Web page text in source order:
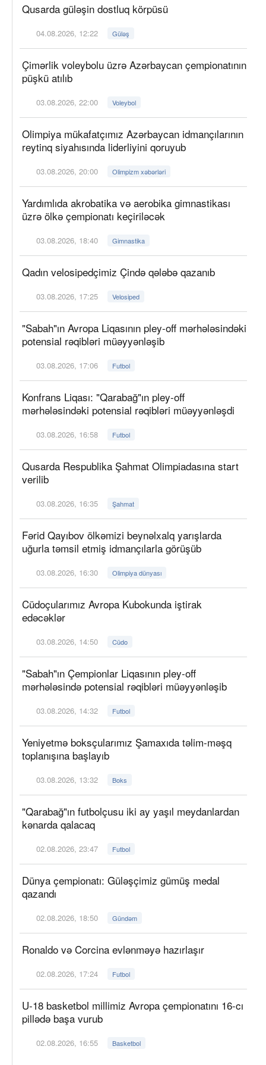
Qusarda güləşin dostluq körpüsü
04.08.2026, 12:22 Güləş
Çimərlik voleybolu üzrə Azərbaycan çempionatının
püşkü atılıb
03.08.2026, 22:00 Voleybol
Olimpiya mükafatçımız Azərbaycan idmançılarının
reytinq siyahısında liderliyini qoruyub
03.08.2026, 20:00 Olimpizm xəbərləri
Yardımlıda akrobatika və aerobika gimnastikası
üzrə ölkə çempionatı keçiriləcək
03.08.2026, 18:40 Gimnastika
Qadın velosipedçimiz Çində qələbə qazanıb
03.08.2026, 17:25 Velosiped
"Sabah"ın Avropa Liqasının pley-off mərhələsindəki
potensial rəqibləri müəyyənləşib
03.08.2026, 17:06 Futbol
Konfrans Liqası: "Qarabağ"ın pley-off
mərhələsindəki potensial rəqibləri müəyyənləşdi
03.08.2026, 16:58 Futbol
Qusarda Respublika Şahmat Olimpiadasına start
verilib
03.08.2026, 16:35 Şahmat
Fərid Qayıbov ölkəmizi beynəlxalq yarışlarda
uğurla təmsil etmiş idmançılarla görüşüb
03.08.2026, 16:30 Olimpiya dünyası
Cüdoçularımız Avropa Kubokunda iştirak
edəcəklər
03.08.2026, 14:50 Cüdo
"Sabah"ın Çempionlar Liqasının pley-off
mərhələsində potensial rəqibləri müəyyənləşib
03.08.2026, 14:32 Futbol
Yeniyetmə boksçularımız Şamaxıda təlim-məşq
toplanışına başlayıb
03.08.2026, 13:32 Boks
"Qarabağ"ın futbolçusu iki ay yaşıl meydanlardan
kənarda qalacaq
02.08.2026, 23:47 Futbol
Dünya çempionatı: Güləşçimiz gümüş medal
qazandı
02.08.2026, 18:50 Gündəm
Ronaldo və Corcina evlənməyə hazırlaşır
02.08.2026, 17:24 Futbol
U-18 basketbol millimiz Avropa çempionatını 16-cı
pillədə başa vurub
02.08.2026, 16:55 Basketbol